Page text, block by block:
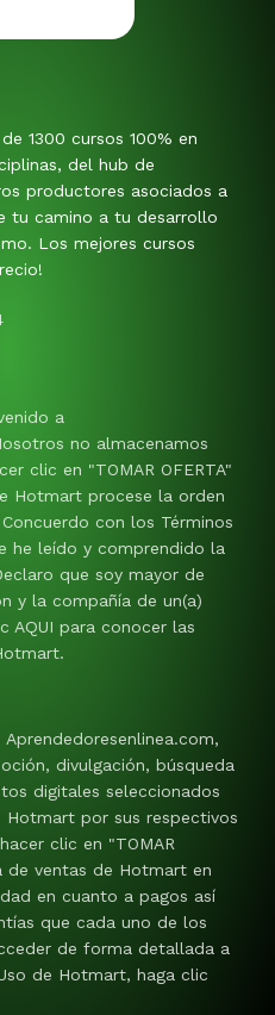
1300 cursos 100% en
del hub de
productores asociados a
tu camino a tu desarrollo
Los mejores cursos
a
no almacenamos
clic en "TOMAR OFERTA"
Hotmart procese la orden
con los Términos
he leído y comprendido la
que soy mayor de
y la compañía de un(a)
AQUI para conocer las
Aprendedoresenlinea.com,
divulgación, búsqueda
digitales seleccionados
Hotmart por sus respectivos
clic en "TOMAR
de ventas de Hotmart en
en cuanto a pagos así
que cada uno de los
de forma detallada a
de Hotmart, haga clic